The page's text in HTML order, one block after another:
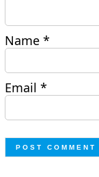
Name*
Email*